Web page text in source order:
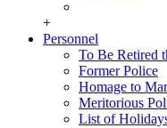
+
Personnel
To Be Retired
Former Police
Homage to
Meritorious
List of